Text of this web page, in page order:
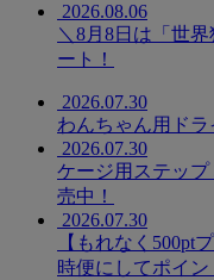
2026.08.06
＼8月8日は「世
ート！
2026.07.30
わんちゃん用ドラ
2026.07.30
ケージ用ステッ
売中！
2026.07.30
【もれなく500pt
時便にしてポイン